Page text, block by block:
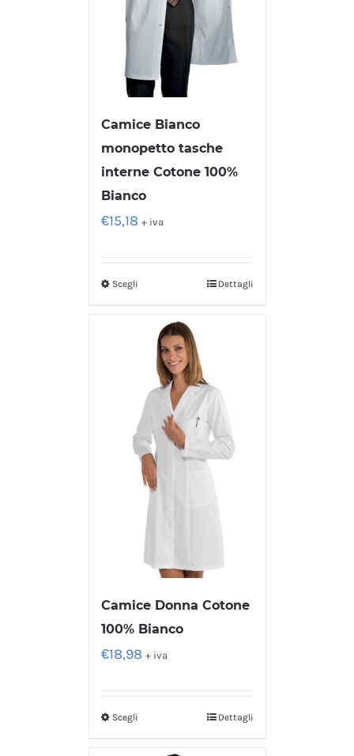
Camice Bianco
monopetto tasche
interne Cotone 100%
Bianco
€15,18 + iva
Scegli Dettagli
Camice Donna Cotone
100% Bianco
€18,98 + iva
Scegli Dettagli